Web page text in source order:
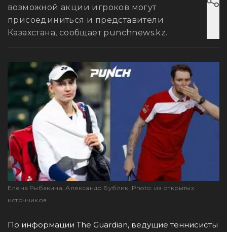
возможной акции игроков могут
присоединиться и представители
Казахстана, сообщает punchnews.kz.
Елена Рыбакина, Александр Бублик. Photo: из открытых
источников
По информации The Guardian, ведущие теннисисты